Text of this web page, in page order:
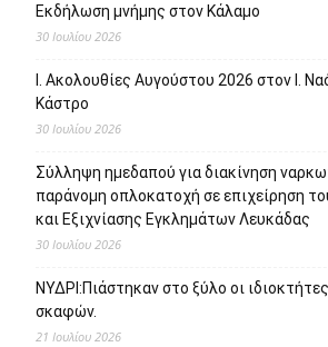
Εκδήλωση μνήμης στον Κάλαμο
30 Ιουλίου 2026
Ι. Ακολουθίες Αυγούστου 2026 στον Ι.
Κάστρο
30 Ιουλίου 2026
Σύλληψη ημεδαπού για διακίνηση
παράνομη οπλοκατοχή σε επιχείρηση
και Εξιχνίασης Εγκλημάτων Λευκάδας
30 Ιουλίου 2026
ΝΥΔΡΙ:Πιάστηκαν στο ξύλο οι
σκαφών.
21 Ιουλίου 2026